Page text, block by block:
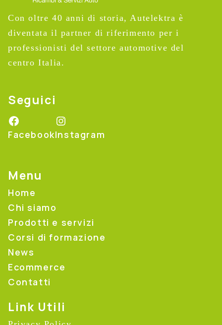
Con oltre 40 anni di storia, Autelektra è
diventata il partner di riferimento per i
professionisti del settore automotive del
centro Italia.
Seguici
FacebookInstagram
Menu
Home
Chi siamo
Prodotti e servizi
Corsi di formazione
News
Ecommerce
Contatti
Link Utili